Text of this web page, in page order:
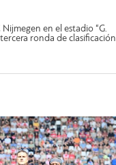
en el estadio “G.
ronda de clasificación